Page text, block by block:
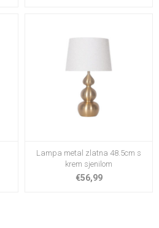
Lampa metal zlatna 48.5cm s
krem sjenilom
€56,99